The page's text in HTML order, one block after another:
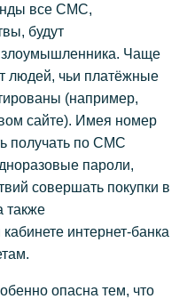
все СМС,
будут
Чаще
людей, чьи платёжные
(например,
сайте). Имея номер
получать по СМС
пароли,
совершать покупки в
также
интернет-банка
опасна тем, что